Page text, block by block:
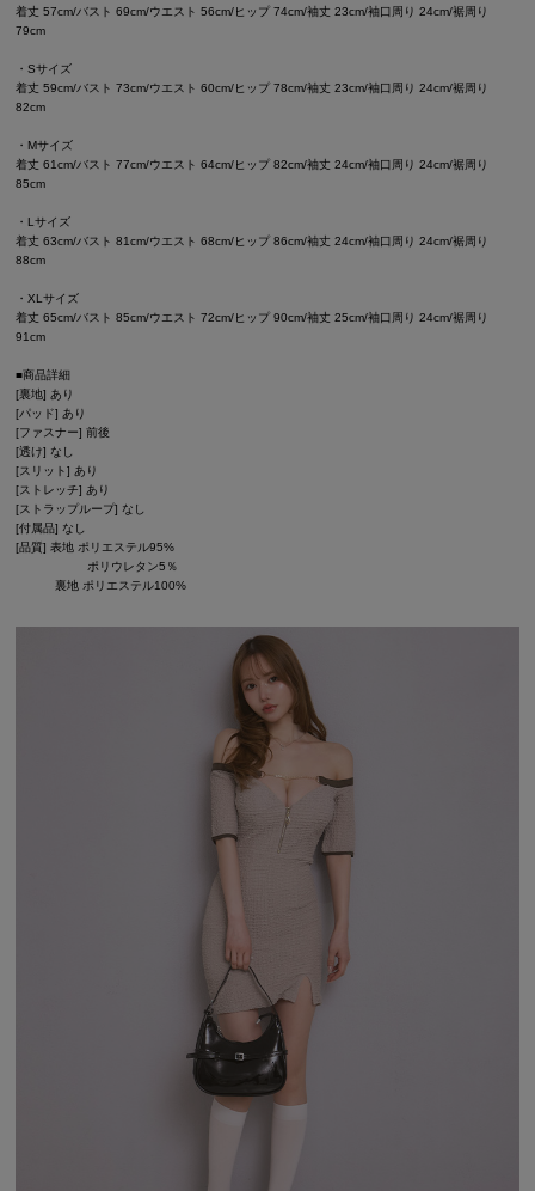
着丈 57cm/バスト 69cm/ウエスト 56cm/ヒップ 74cm/袖丈 23cm/袖口周り 24cm/裾周り
79cm
・Sサイズ
着丈 59cm/バスト 73cm/ウエスト 60cm/ヒップ 78cm/袖丈 23cm/袖口周り 24cm/裾周り
82cm
・Mサイズ
着丈 61cm/バスト 77cm/ウエスト 64cm/ヒップ 82cm/袖丈 24cm/袖口周り 24cm/裾周り
85cm
・Lサイズ
着丈 63cm/バスト 81cm/ウエスト 68cm/ヒップ 86cm/袖丈 24cm/袖口周り 24cm/裾周り
88cm
・XLサイズ
着丈 65cm/バスト 85cm/ウエスト 72cm/ヒップ 90cm/袖丈 25cm/袖口周り 24cm/裾周り
91cm
■商品詳細
[裏地] あり
[パッド] あり
[ファスナー] 前後
[透け] なし
[スリット] あり
[ストレッチ] あり
[ストラップループ] なし
[付属品] なし
[品質] 表地 ポリエステル95%
ポリウレタン5％
裏地 ポリエステル100%